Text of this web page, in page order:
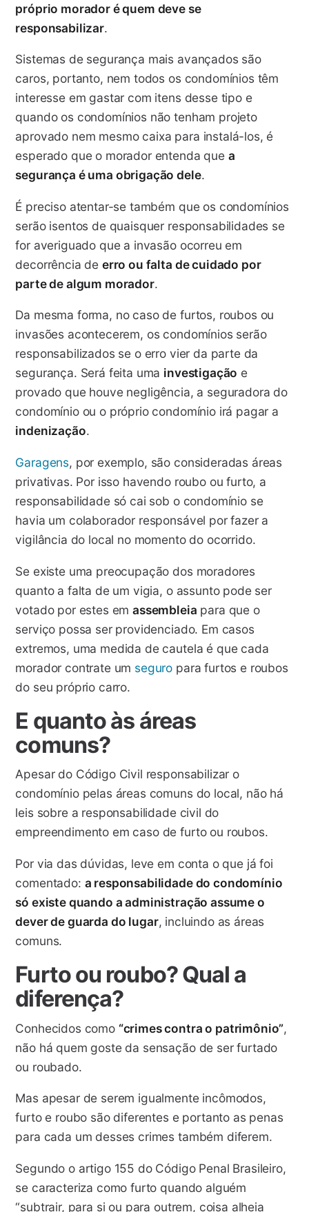
próprio morador é quem deve se
responsabilizar.
Sistemas de segurança mais avançados são
caros, portanto, nem todos os condomínios têm
interesse em gastar com itens desse tipo e
quando os condomínios não tenham projeto
aprovado nem mesmo caixa para instalá-los, é
esperado que o morador entenda que a
segurança é uma obrigação dele.
É preciso atentar-se também que os condomínios
serão isentos de quaisquer responsabilidades se
for averiguado que a invasão ocorreu em
decorrência de erro ou falta de cuidado por
parte de algum morador.
Da mesma forma, no caso de furtos, roubos ou
invasões acontecerem, os condomínios serão
responsabilizados se o erro vier da parte da
segurança. Será feita uma investigação e
provado que houve negligência, a seguradora do
condomínio ou o próprio condomínio irá pagar a
indenização.
Garagens, por exemplo, são consideradas áreas
privativas. Por isso havendo roubo ou furto, a
responsabilidade só cai sob o condomínio se
havia um colaborador responsável por fazer a
vigilância do local no momento do ocorrido.
Se existe uma preocupação dos moradores
quanto a falta de um vigia, o assunto pode ser
votado por estes emassembleia para que o
serviço possa ser providenciado. Em casos
extremos, uma medida de cautela é que cada
morador contrate um seguro para furtos e roubos
do seu próprio carro.
E quanto às áreas
comuns?
Apesar do Código Civil responsabilizar o
condomínio pelas áreas comuns do local, não há
leis sobre a responsabilidade civil do
empreendimento em caso de furto ou roubos.
Por via das dúvidas, leve em conta o que já foi
comentado: a responsabilidade do condomínio
só existe quando a administração assume o
dever de guarda do lugar, incluindo as áreas
comuns.
Furto ou roubo? Qual a
diferença?
Conhecidos como “crimes contra o patrimônio”,
não há quem goste da sensação de ser furtado
ou roubado.
Mas apesar de serem igualmente incômodos,
furto e roubo são diferentes e portanto as penas
para cada um desses crimes também diferem.
Segundo o artigo 155 do Código Penal Brasileiro,
se caracteriza como furto quando alguém
“subtrair, para si ou para outrem, coisa alheia